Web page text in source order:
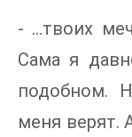
- …твоих
Сама я
подобном.
меня верят.